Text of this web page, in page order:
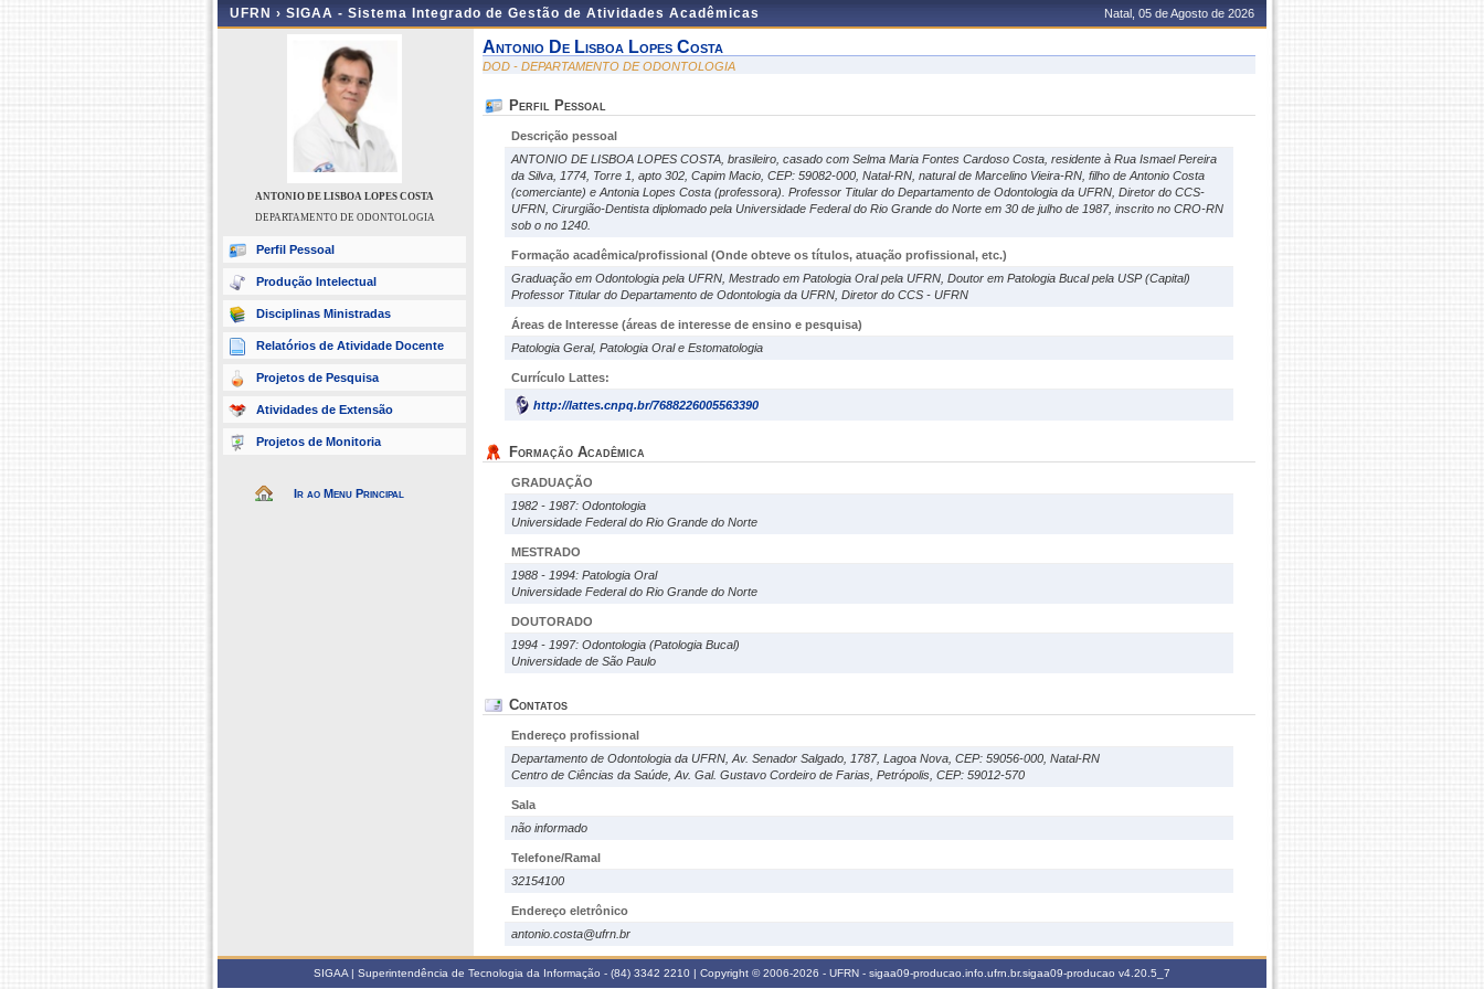
UFRN › SIGAA - Sistema Integrado de Gestão de Atividades Acadêmicas Natal, 05 de Agosto de 2026
ANTONIO DE LISBOA LOPES COSTA
DEPARTAMENTO DE ODONTOLOGIA
Perfil Pessoal
Produção Intelectual
Disciplinas Ministradas
Relatórios de Atividade Docente
Projetos de Pesquisa
Atividades de Extensão
Projetos de Monitoria
Ir ao Menu Principal
Antonio De Lisboa Lopes Costa
DOD - DEPARTAMENTO DE ODONTOLOGIA
Perfil Pessoal
Descrição pessoal
ANTONIO DE LISBOA LOPES COSTA, brasileiro, casado com Selma Maria Fontes Cardoso Costa, residente à Rua Ismael Pereira
da Silva, 1774, Torre 1, apto 302, Capim Macio, CEP: 59082-000, Natal-RN, natural de Marcelino Vieira-RN, filho de Antonio Costa
(comerciante) e Antonia Lopes Costa (professora). Professor Titular do Departamento de Odontologia da UFRN, Diretor do CCS-
UFRN, Cirurgião-Dentista diplomado pela Universidade Federal do Rio Grande do Norte em 30 de julho de 1987, inscrito no CRO-RN
sob o no 1240.
Formação acadêmica/profissional (Onde obteve os títulos, atuação profissional, etc.)
Graduação em Odontologia pela UFRN, Mestrado em Patologia Oral pela UFRN, Doutor em Patologia Bucal pela USP (Capital)
Professor Titular do Departamento de Odontologia da UFRN, Diretor do CCS - UFRN
Áreas de Interesse (áreas de interesse de ensino e pesquisa)
Patologia Geral, Patologia Oral e Estomatologia
Currículo Lattes:
http://lattes.cnpq.br/7688226005563390
Formação Acadêmica
GRADUAÇÃO
1982 - 1987: Odontologia
Universidade Federal do Rio Grande do Norte
MESTRADO
1988 - 1994: Patologia Oral
Universidade Federal do Rio Grande do Norte
DOUTORADO
1994 - 1997: Odontologia (Patologia Bucal)
Universidade de São Paulo
Contatos
Endereço profissional
Departamento de Odontologia da UFRN, Av. Senador Salgado, 1787, Lagoa Nova, CEP: 59056-000, Natal-RN
Centro de Ciências da Saúde, Av. Gal. Gustavo Cordeiro de Farias, Petrópolis, CEP: 59012-570
Sala
não informado
Telefone/Ramal
32154100
Endereço eletrônico
antonio.costa@ufrn.br
SIGAA | Superintendência de Tecnologia da Informação - (84) 3342 2210 | Copyright © 2006-2026 - UFRN - sigaa09-producao.info.ufrn.br.sigaa09-producao v4.20.5_7